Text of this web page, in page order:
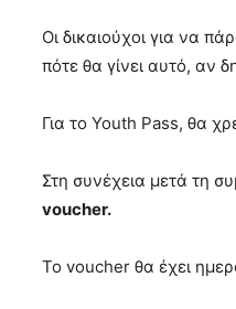
Οι δικαιούχοι για να
πότε θα γίνει αυτό, αν
Για το Youth Pass, θα
Στη συνέχεια μετά τη
voucher.
Το voucher θα έχει